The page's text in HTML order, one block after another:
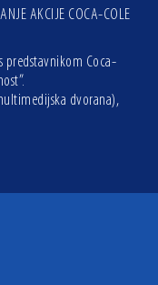
AKCIJE COCA-COLE
predstavnikom Coca-
dvorana),